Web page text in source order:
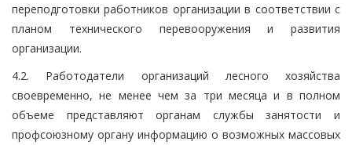
переподготовки работников организации в соответствии с
планом технического перевооружения и развития
организации.
4.2. Работодатели организаций лесного хозяйства
своевременно, не менее чем за три месяца и в полном
объеме представляют органам службы занятости и
профсоюзному органу информацию о возможных массовых